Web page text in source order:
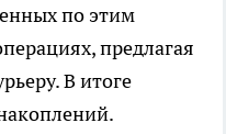
по этим
предлагая
В итоге